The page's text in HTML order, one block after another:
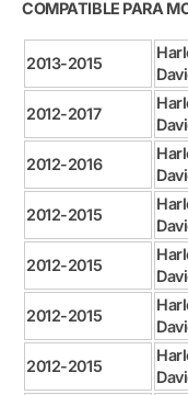
COMPATIBLE PARA
2013-2015
2012-2017
2012-2016
2012-2015
2012-2015
2012-2015
2012-2015